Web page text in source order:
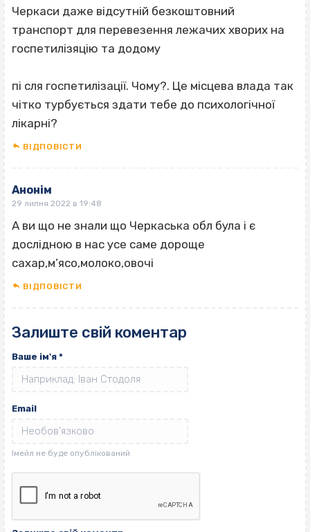
Черкаси даже відсутній безкоштовний
транспорт для перевезення лежачих хворих на
госпетилізяцію та додому
пі сля госпетилізації. Чому?. Це місцева влада так
чітко турбується здати тебе до психологічної
лікарні?
ВІДПОВІCТИ
Анонім
29 липня 2022 в 19:48
А ви що не знали що Черкаська обл була і є
дослідною в нас усе саме дороще
сахар,м’ясо,молоко,овочі
ВІДПОВІCТИ
Залиште свій коментар
Ваше ім'я *
Email